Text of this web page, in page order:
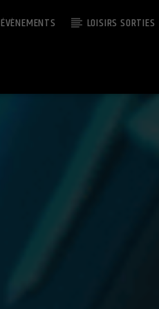
ÉVÈNEMENTS LOISIRS SORTIES